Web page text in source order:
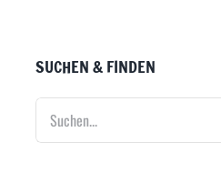
SUCHEN & FINDEN
Suche
nach: